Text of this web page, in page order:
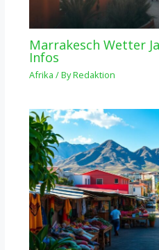
Marrakesch Wetter
Infos
Afrika / ByRedaktion